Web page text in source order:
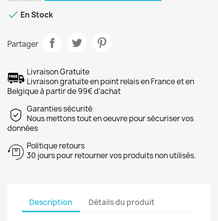
 En Stock
Partager
Livraison Gratuite
Livraison gratuite en point relais en France et en
Belgique à partir de 99€ d'achat
Garanties sécurité
Nous mettons tout en oeuvre pour sécuriser vos
données
Politique retours
30 jours pour retourner vos produits non utilisés.
Description Détails du produit